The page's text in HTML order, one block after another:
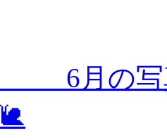
月の写真